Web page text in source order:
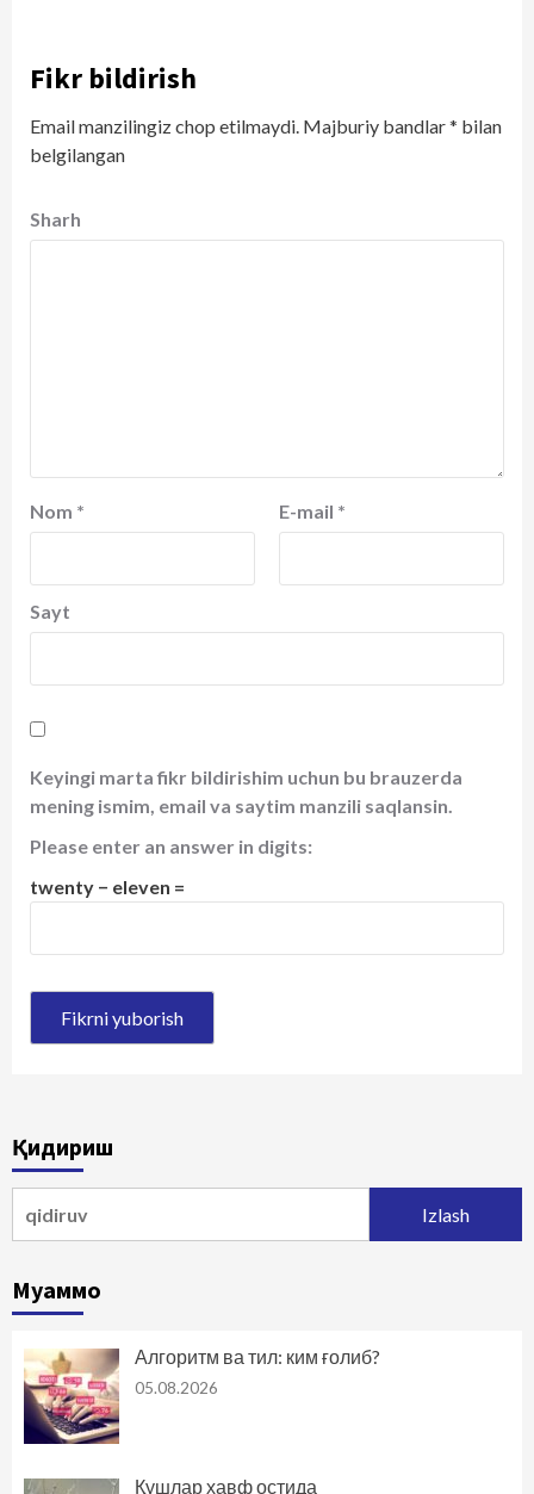
Fikr bildirish
Email manzilingiz chop etilmaydi. Majburiy bandlar* bilan
belgilangan
Sharh
Nom * E-mail *
Sayt
Keyingi marta fikr bildirishim uchun bu brauzerda
mening ismim, email va saytim manzili saqlansin.
Please enter an answer in digits:
twenty − eleven =
Қидириш
Муаммо
Алгоритм ва тил: ким ғолиб?
05.08.2026
Қушлар хавф остида